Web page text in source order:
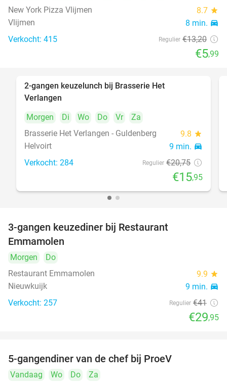
New York Pizza Vlijmen
8.7 star
Vlijmen 8 min. directions_car
Verkocht: 415 Regulier €13,20
€5,99
2-gangen keuzelunch bij Brasserie Het
Verlangen
Morgen
Di Wo Do Vr
Za
Brasserie Het Verlangen - Guldenberg
9.8 star
Helvoirt 9 min. directions_car
Verkocht: 284 Regulier €20,75
€15,95
3-gangen keuzediner bij Restaurant
Emmamolen
Morgen
Do
Restaurant Emmamolen
9.9 star
Nieuwkuijk 9 min. directions_car
Verkocht: 257 Regulier €41
€29,95
5-gangendiner van de chef bij ProeV
Vandaag Wo Do Za